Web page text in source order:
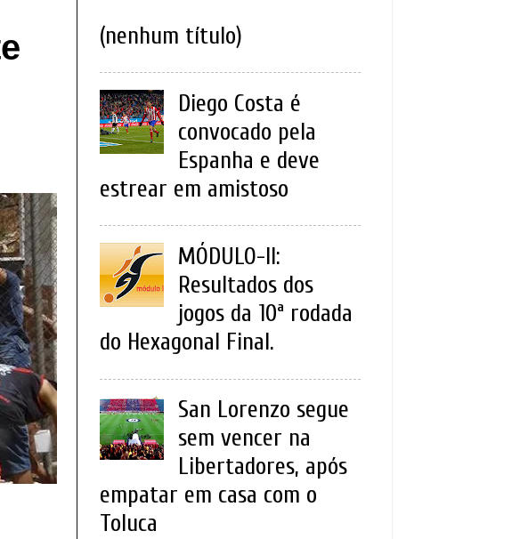
(nenhum título)
Diego Costa é
convocado pela
Espanha e deve
estrear em amistoso
MÓDULO-II:
Resultados dos
jogos da 10ª rodada
do Hexagonal Final.
San Lorenzo segue
sem vencer na
Libertadores, após
empatar em casa com o
Toluca